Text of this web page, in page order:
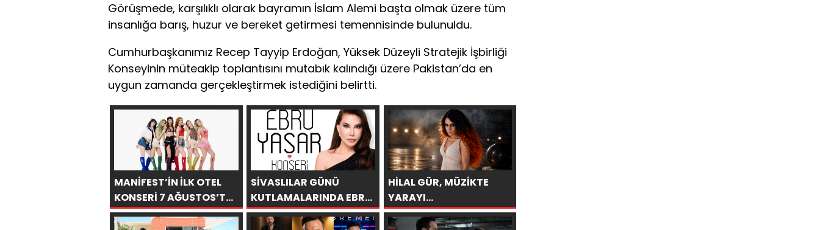
Görüşmede, karşılıklı olarak bayramın İslam Alemi başta olmak üzere tüm
insanlığa barış, huzur ve bereket getirmesi temennisinde bulunuldu.
Cumhurbaşkanımız Recep Tayyip Erdoğan, Yüksek Düzeyli Stratejik İşbirliği
Konseyinin müteakip toplantısını mutabık kalındığı üzere Pakistan’da en
uygun zamanda gerçekleştirmek istediğini belirtti.
MANİFEST’İN İLK OTEL
KONSERİ 7 AĞUSTOS’TA
ANTALYA’DA
SİVASLILAR GÜNÜ
KUTLAMALARINDA EBRU
YAŞAR RÜZGARI
HİLAL GÜR, MÜZİKTE
YARAYI
SAKLAYAMAZSINIZ